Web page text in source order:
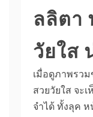
ลลิตา
วัยใส
เมื่อดูภาพรว
สวยวัยใส จะ
จำได้ ทั้งลุค ห